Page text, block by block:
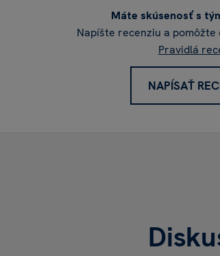
Máte skúsenosť s
Napíšte recenziu a
Pravidlá
NAPÍSAŤ